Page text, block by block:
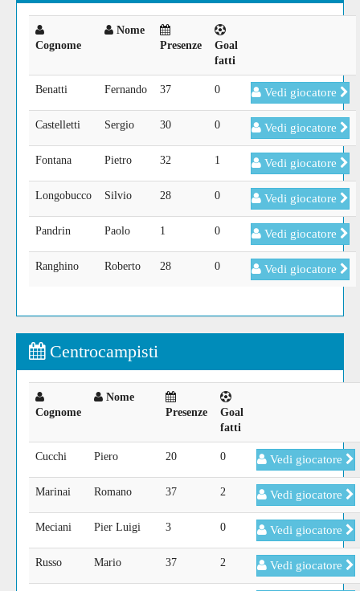
Cognome
Nome
Presenze
Goal
fatti
Benatti Fernando 37 0 Vedi giocatore
Castelletti Sergio 30 0 Vedi giocatore
Fontana Pietro 32 1 Vedi giocatore
Longobucco Silvio 28 0 Vedi giocatore
Pandrin Paolo 1 0 Vedi giocatore
Ranghino Roberto 28 0 Vedi giocatore
Centrocampisti
Cognome
Nome
Presenze
Goal
fatti
Cucchi Piero 20 0 Vedi giocatore
Marinai Romano 37 2 Vedi giocatore
Meciani Pier Luigi 3 0 Vedi giocatore
Russo Mario 37 2 Vedi giocatore